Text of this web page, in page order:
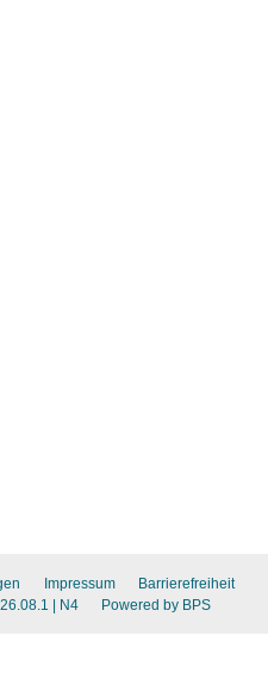
Impressum
Barrierefreiheit
| N4 Powered by BPS